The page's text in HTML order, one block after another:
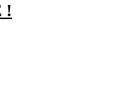
!